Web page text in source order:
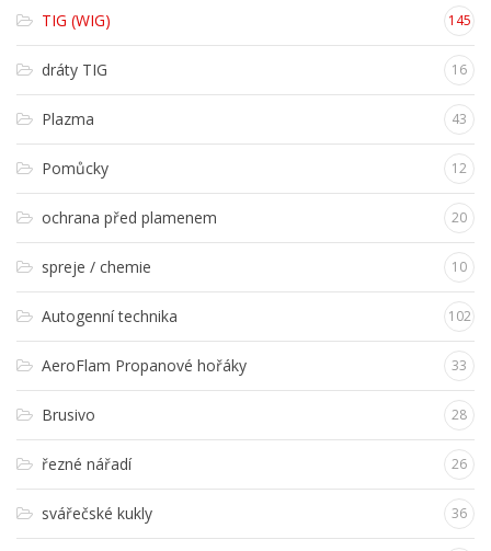
TIG (WIG) 145
dráty TIG 16
Plazma 43
Pomůcky 12
ochrana před plamenem 20
spreje / chemie 10
Autogenní technika 102
AeroFlam Propanové hořáky 33
Brusivo 28
řezné nářadí 26
svářečské kukly 36